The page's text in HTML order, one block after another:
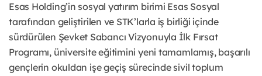
Esas Holding’in sosyal yatırım birimi Esas Sosyal
tarafından geliştirilen ve STK’larla iş birliği içinde
sürdürülen Şevket Sabancı Vizyonuyla İlk Fırsat
Programı, üniversite eğitimini yeni tamamlamış, başarılı
gençlerin okuldan işe geçiş sürecinde sivil toplum